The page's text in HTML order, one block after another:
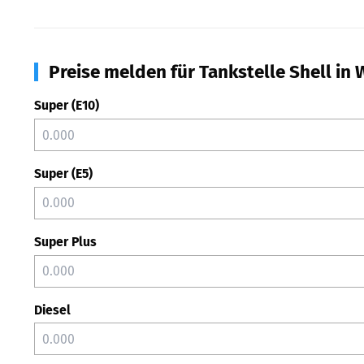
Preise melden für Tankstelle Shell in
Super (E10)
Super (E5)
Super Plus
Diesel